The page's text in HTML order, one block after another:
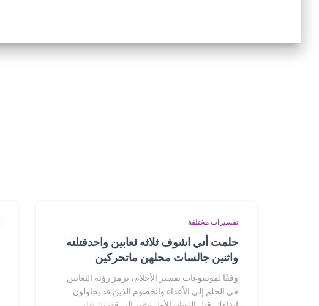
تفسيرات مختلفة
حلمت أني اشوف ثلاثه ثعابين واحدقتلته
واثنين جالسات محلهن ماتحركين
وفقًا لموسوعات تفسير الأحلام، يرمز رؤية الثعابين
في الحلم إلى الأعداء والخصوم الذين قد يحاولون